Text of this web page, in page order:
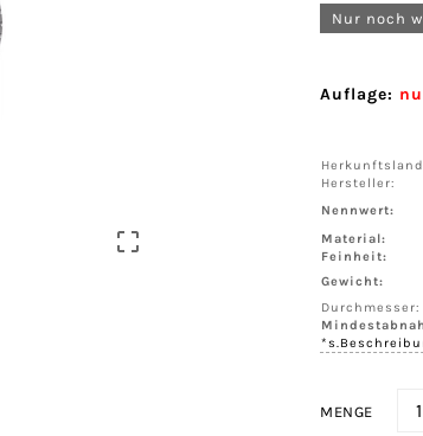

Nur noch
Auflage:
Hersteller:
Nennwert:
Material:
Feinheit:
Gewicht:
Durchmesser:
MENGE